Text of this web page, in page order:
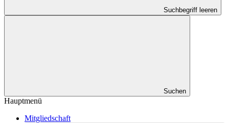
Suchbegriff leeren
Suchen
Hauptmenü
Mitgliedschaft